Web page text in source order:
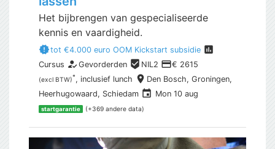
Het bijbrengen van gespecialiseerde
kennis en vaardigheid.
new_releasestot €4.000 euro OOM Kickstart subsidie assessment
Cursus how_to_regGevorderden beenhere NIL2 payment€ 2615
(excl BTW)*, inclusief lunch place Den Bosch, Groningen,
Heerhugowaard, Schiedam event Mon 10 aug
startgarantie (+369 andere data)